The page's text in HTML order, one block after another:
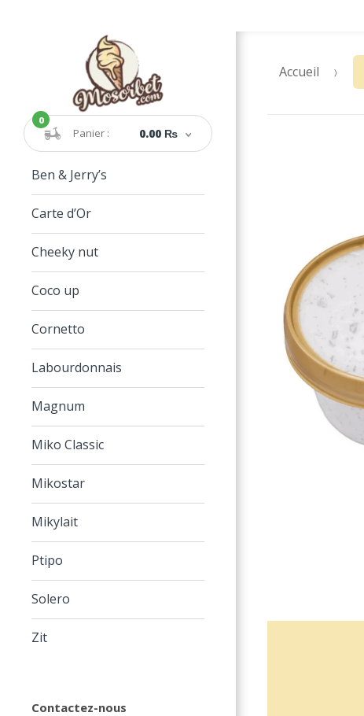
Panier : 0.00 ₨
0
Ben & Jerry’s
Carte d’Or
Cheeky nut
Coco up
Cornetto
Labourdonnais
Magnum
Miko Classic
Mikostar
Mikylait
Ptipo
Solero
Zit
Contactez-nous
Accueil